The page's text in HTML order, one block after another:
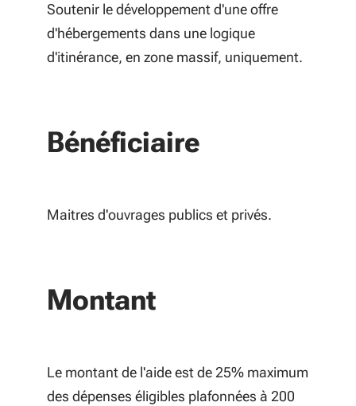
Soutenir le développement d'une offre
d'hébergements dans une logique
d'itinérance, en zone massif, uniquement.
Bénéficiaire
Maitres d'ouvrages publics et privés.
Montant
Le montant de l'aide est de 25% maximum
des dépenses éligibles plafonnées à 200